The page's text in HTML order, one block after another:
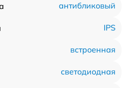
антибликовый
IPS
встроенная
светодиодная